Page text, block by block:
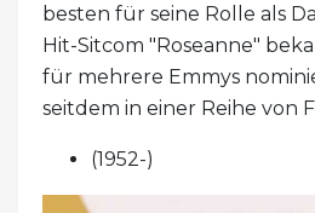
besten für seine Rolle als
Hit-Sitcom "Roseanne"
für mehrere Emmys
seitdem in einer Reihe von
(1952-)